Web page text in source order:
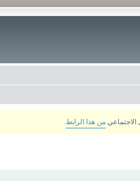
من هذا الرابط